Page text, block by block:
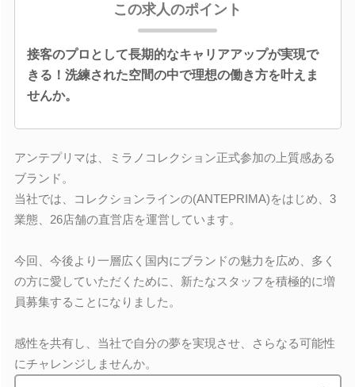
この求人のポイント
接客のプロとして長期的なキャリアアップが実現で
きる！洗練された空間の中で理想の働き方を叶えま
せんか。
アンテプリマは、ミラノコレクション正式参加の上質感ある
ブランド。
当社では、コレクションラインの(ANTEPRIMA)をはじめ、3
業態、26店舗の直営店を運営しています。
今回、今後より一層広く国内にブランドの魅力を広め、多く
の方に愛していただくために、新たなスタッフを積極的に増
員募集することになりました。
感性を共有し、当社で自分の夢を実現させ、さらなる可能性
にチャレンジしませんか。